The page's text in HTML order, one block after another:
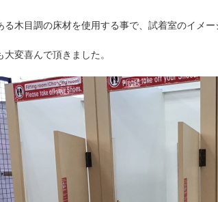
る木目調の床材を使用する事で、試着室のイメー
大変喜んで頂きました。